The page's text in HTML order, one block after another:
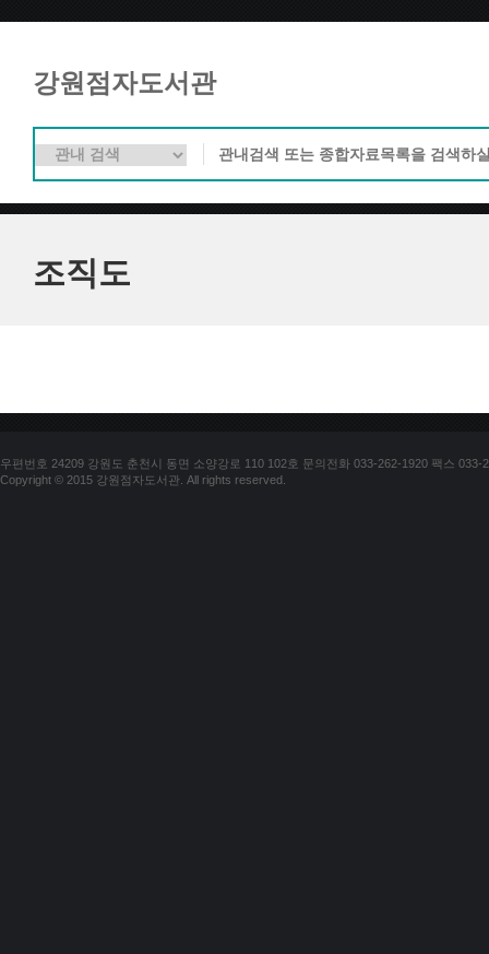
강원점자도서관
조직도
우편번호 24209 강원도 춘천시 동면 소양강로 110 102호 문의전화 033-262-1920 팩스 033-
Copyright © 2015 강원점자도서관. All rights reserved.